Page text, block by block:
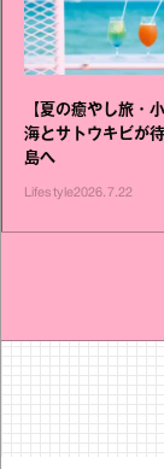
【夏の癒やし旅・
海とサトウキビが
島へ
Lifestyle2026.7.22